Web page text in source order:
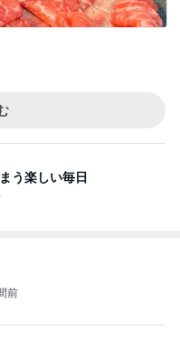
う楽しい毎日
前